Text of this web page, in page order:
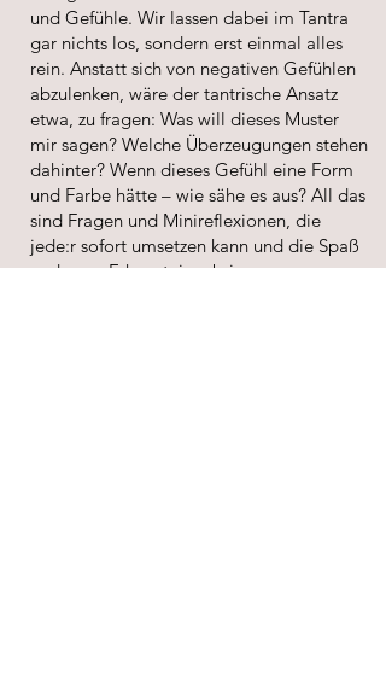
und Gefühle. Wir lassen dabei im Tantra
gar nichts los, sondern erst einmal alles
rein. Anstatt sich von negativen Gefühlen
abzulenken, wäre der tantrische Ansatz
etwa, zu fragen: Was will dieses Muster
mir sagen? Welche Überzeugungen stehen
dahinter? Wenn dieses Gefühl eine Form
und Farbe hätte – wie sähe es aus? All das
sind Fragen und Minireflexionen, die
jede:r sofort umsetzen kann und die Spaß
und neue Erkenntnisse bringen.